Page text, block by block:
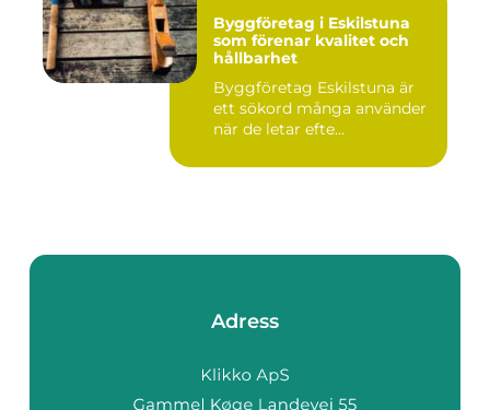
Byggföretag i Eskilstuna
som förenar kvalitet och
hållbarhet
Byggföretag Eskilstuna är
ett sökord många använder
när de letar efte...
Adress